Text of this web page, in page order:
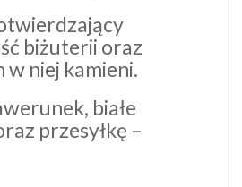
biżuterii oraz
niej kamieni.
białe
przesyłkę –